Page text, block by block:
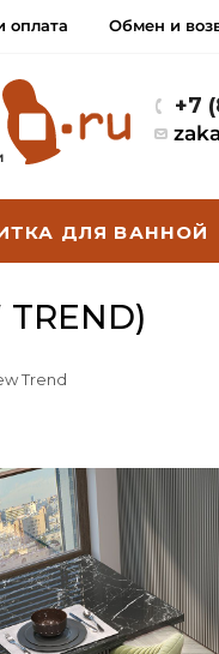
оплата Обмен и
+7
ДЛЯ ВАННОЙ
Trend